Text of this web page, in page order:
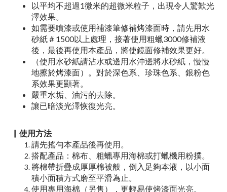
以平均不超過1微米的超微米粒子，出現令人驚歎光
澤效果。
如需要噴漆或使用補漆筆修補烤漆面時，請先用水
砂紙＃1500以上處理，接著使用粗蠟3000修補液
後，最後再使用本產品，將使鏡面修補效果更好。
（使用水砂紙請沾水或邊用水沖邊將水砂紙，慢慢
地擦於烤漆面）。對於深色系、珍珠色系、銀粉色
系效果更顯著。
嚴重水垢、油污的去除。
讓已暗淡光澤恢復光亮。
▏使用方法
請先搖勻本產品後再使用。
搭配產品：棉布、粗蠟專用海棉或打蠟機用粉撲。
將棉帶折疊成厚厚棉被般，倒入足夠本液，以小面
積小面積方式磨至平滑為止。
使用專用海棉（另售），更輕易使烤漆面光亮。